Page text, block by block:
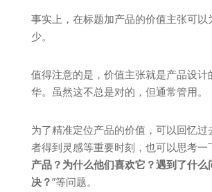
事实上，在标题加产品的价值主张可以
少。
值得注意的是，价值主张就是产品设计
华。虽然这不总是对的，但通常管用。
为了精准定位产品的价值，可以回忆过
者得到灵感等重要时刻，也可以思考一
产品？为什么他们喜欢它？遇到了什么
决？”等问题。